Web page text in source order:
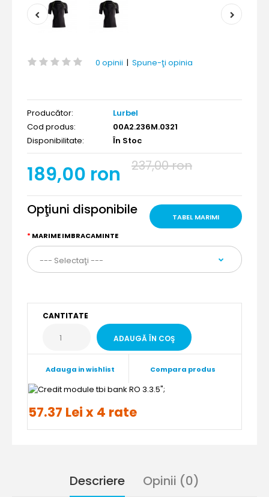
0 opinii | Spune-ţi opinia
Producător:
Lurbel
Cod produs:
00A2.236M.0321
Disponibilitate:
În Stoc
189,00 ron 237,00 ron
TABEL MARIMI
Opţiuni disponibile
MARIME IMBRACAMINTE
CANTITATE
Adauga in wishlist Compara produs
";
57.37 Lei x 4 rate
Descriere Opinii (0)